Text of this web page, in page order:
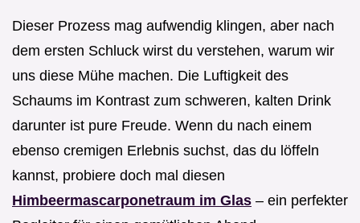
Dieser Prozess mag aufwendig klingen, aber nach
dem ersten Schluck wirst du verstehen, warum wir
uns diese Mühe machen. Die Luftigkeit des
Schaums im Kontrast zum schweren, kalten Drink
darunter ist pure Freude. Wenn du nach einem
ebenso cremigen Erlebnis suchst, das du löffeln
kannst, probiere doch mal diesen
Himbeermascarponetraum im Glas – ein perfekter